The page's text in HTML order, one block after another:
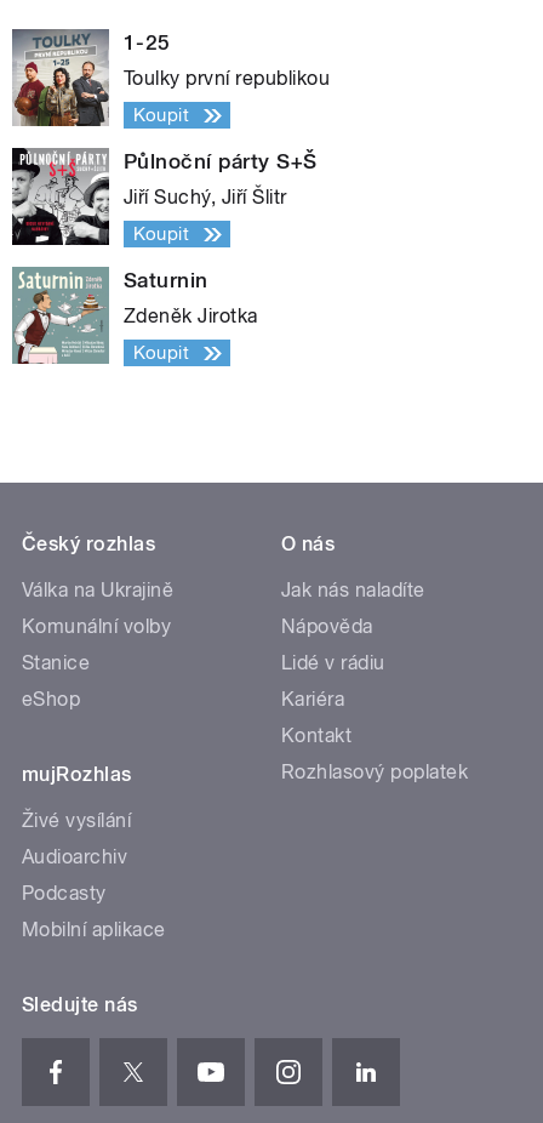
1-25
Toulky první republikou
Koupit
Půlnoční párty S+Š
Jiří Suchý, Jiří Šlitr
Koupit
Saturnin
Zdeněk Jirotka
Koupit
Český rozhlas
Válka na Ukrajině
Komunální volby
Stanice
eShop
mujRozhlas
Živé vysílání
Audioarchiv
Podcasty
Mobilní aplikace
O nás
Jak nás naladíte
Nápověda
Lidé v rádiu
Kariéra
Kontakt
Rozhlasový poplatek
Sledujte nás